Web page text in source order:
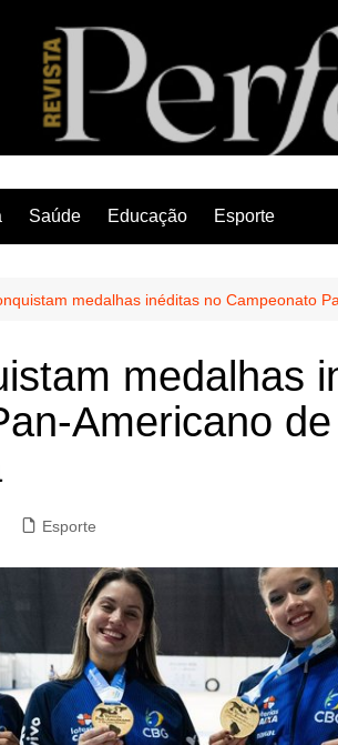
Saúde Educação Esporte
medalhas inéditas no Campeonato
medalhas
Americano de
Esporte